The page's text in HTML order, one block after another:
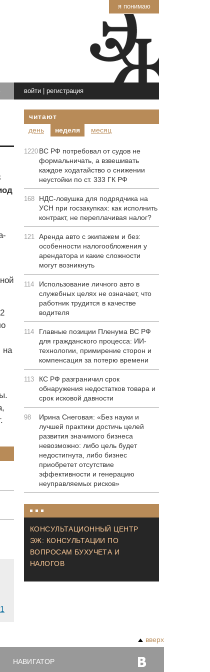
я понимаю
войти| регистрация
на
читают
день
неделя месяц
1220 ВС РФ потребовал от судов не
формальничать, а взвешивать
каждое ходатайство о снижении
неустойки по ст. 333 ГК РФ
168
НДС-ловушка для подрядчика на
УСН при госзакупках: как исполнить
контракт, не переплачивая налог?
121 Аренда авто с экипажем и без:
особенности налогообложения у
арендатора и какие сложности
могут возникнуть
114
Использование личного авто в
служебных целях не означает, что
работник трудится в качестве
водителя
114
Главные позиции Пленума ВС РФ
для гражданского процесса: ИИ-
технологии, примирение сторон и
компенсация за потерю времени
113
КС РФ разграничил срок
обнаружения недостатков товара и
срок исковой давности
98
Ирина Снеговая: «Без науки и
лучшей практики достичь целей
развития значимого бизнеса
невозможно: либо цель будет
недостигнута, либо бизнес
приобретет отсутствие
эффективности и генерацию
неуправляемых рисков»
КОНСУЛЬТАЦИОННЫЙ ЦЕНТР
ЭЖ: КОНСУЛЬТАЦИИ ПО
ВОПРОСАМ БУХУЧЕТА И
НАЛОГОВ
вверх
НАВИГАТОР